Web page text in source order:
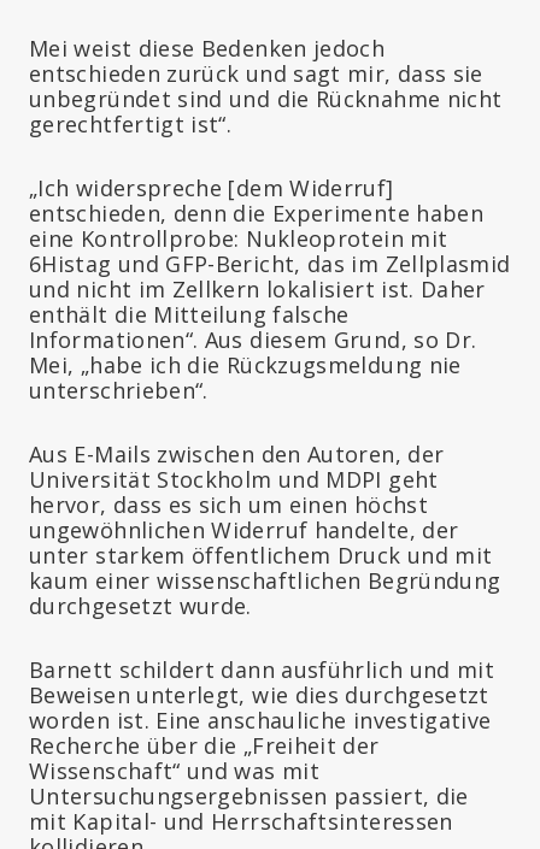
Mei weist diese Bedenken jedoch
entschieden zurück und sagt mir, dass sie
unbegründet sind und die Rücknahme nicht
gerechtfertigt ist“.
„Ich widerspreche [dem Widerruf]
entschieden, denn die Experimente haben
eine Kontrollprobe: Nukleoprotein mit
6Histag und GFP-Bericht, das im Zellplasmid
und nicht im Zellkern lokalisiert ist. Daher
enthält die Mitteilung falsche
Informationen“. Aus diesem Grund, so Dr.
Mei, „habe ich die Rückzugsmeldung nie
unterschrieben“.
Aus E-Mails zwischen den Autoren, der
Universität Stockholm und MDPI geht
hervor, dass es sich um einen höchst
ungewöhnlichen Widerruf handelte, der
unter starkem öffentlichem Druck und mit
kaum einer wissenschaftlichen Begründung
durchgesetzt wurde.
Barnett schildert dann ausführlich und mit
Beweisen unterlegt, wie dies durchgesetzt
worden ist. Eine anschauliche investigative
Recherche über die „Freiheit der
Wissenschaft“ und was mit
Untersuchungsergebnissen passiert, die
mit Kapital- und Herrschaftsinteressen